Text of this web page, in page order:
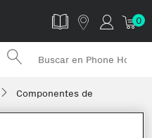
0
Componentes de